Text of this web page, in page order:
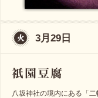
3月29日
八坂神社の境内にある「